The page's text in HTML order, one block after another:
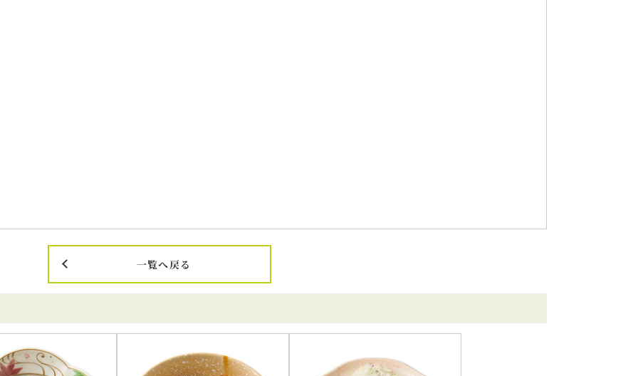
一覧へ戻る